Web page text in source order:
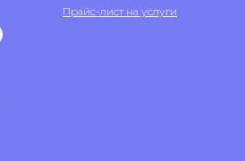
Прайс-лист на услуги